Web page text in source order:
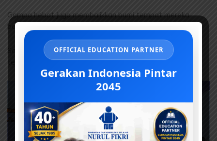
Gempa hebat juga membalikkan bumi tempat mereka
berpijak.
Sebelum matahari terbit, Kota Sodom dan segala isinya,
termasuk istri Nabi Luth, musnah ditelan bumi. ***
OFFICIAL EDUCATION PARTNER
Gerakan Indonesia Pintar
2045